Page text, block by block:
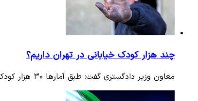
چند هزار کودک خیابانی در تهران داریم؟
معاون وزیر دادگستری گفت: طبق آمارها ۳۰ هزار کودک خیابانی در تهران داریم.